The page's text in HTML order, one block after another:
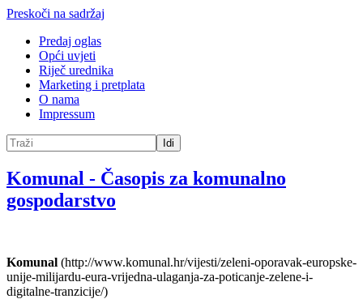
Preskoči na sadržaj
Predaj oglas
Opći uvjeti
Riječ urednika
Marketing i pretplata
O nama
Impressum
Idi
Komunal - Časopis za komunalno
gospodarstvo
Komunal (http://www.komunal.hr/vijesti/zeleni-oporavak-europske-
unije-milijardu-eura-vrijedna-ulaganja-za-poticanje-zelene-i-
digitalne-tranzicije/)